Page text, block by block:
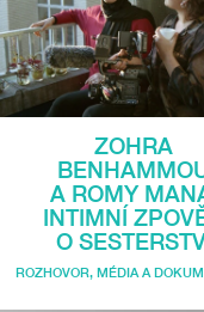
ZOHRA
A ROMY
INTIMNÍ
O
ROZHOVOR, MÉDIA A